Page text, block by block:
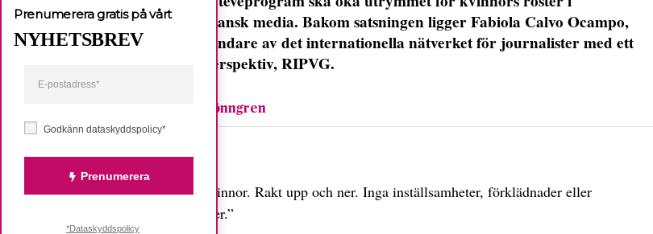
colombiansk media. Bakom satsningen ligger Fabiola Calvo Ocampo,
medgrundare av det internationella nätverket för journalister med ett
genusperspektiv, RIPVG.
Jenny Rönngren
”Bara kvinnor. Rakt upp och ner. Inga inställsamheter, förklädnader eller
överdrifter.”
Godkänn dataskyddspolicy*
Prenumerera
Prenumerera gratis på vårt
NYHETSBREV
*Dataskyddspolicy